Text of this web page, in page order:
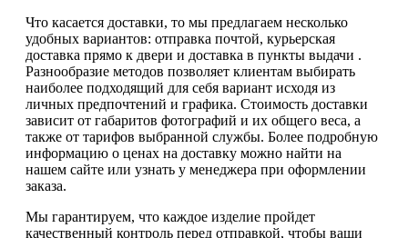
Что касается доставки, то мы предлагаем несколько
удобных вариантов: отправка почтой, курьерская
доставка прямо к двери и доставка в пункты выдачи .
Разнообразие методов позволяет клиентам выбирать
наиболее подходящий для себя вариант исходя из
личных предпочтений и графика. Стоимость доставки
зависит от габаритов фотографий и их общего веса, а
также от тарифов выбранной службы. Более подробную
информацию о ценах на доставку можно найти на
нашем сайте или узнать у менеджера при оформлении
заказа.
Мы гарантируем, что каждое изделие пройдет
качественный контроль перед отправкой, чтобы ваши